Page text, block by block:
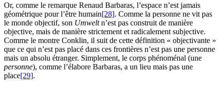
Or, comme le remarque Renaud Barbaras, l’espace n’est jamais
géométrique pour l’être humain[28]. Comme la personne ne vit pas
le monde objectif, son Umweltn’est pas construit de manière
objective, mais de manière strictement et radicalement subjective.
Comme le montre Conklin, il suit de cette définition « objectivante »
que ce qui n’est pas placé dans ces frontières n’est pas une personne
mais un absolu étranger. Simplement, le corps phénoménal (une
personne), comme l’élabore Barbaras, a un lieu mais pas une
place[29].